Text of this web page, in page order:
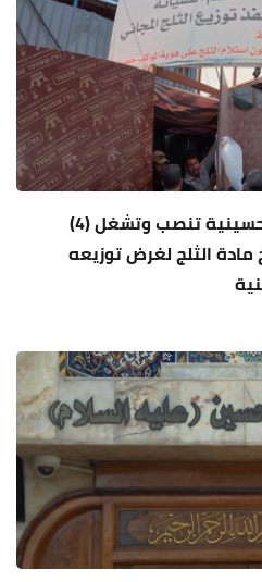
خلال زيارة الأربعين العتبة الحسينية تنصب وتشغل (4)
الثلج لغرض توزيعه